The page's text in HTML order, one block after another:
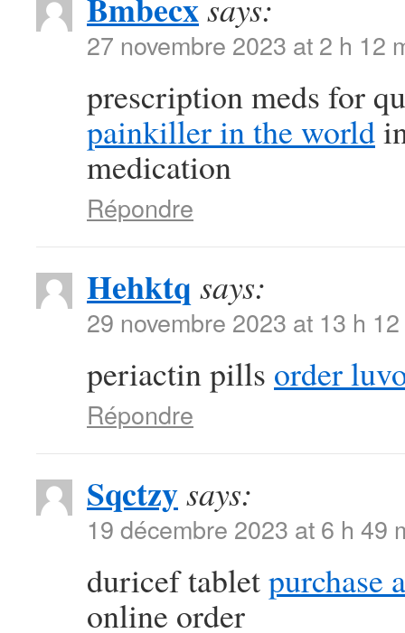
says:
27 novembre 2023 at 2 h 12
prescription meds for
painkiller in the world
medication
Répondre
Hehktq says:
29 novembre 2023 at 13 h
periactin pills order
Répondre
Sqctzysays:
19 décembre 2023 at 6 h 49
duricef tabletpurchase
online order